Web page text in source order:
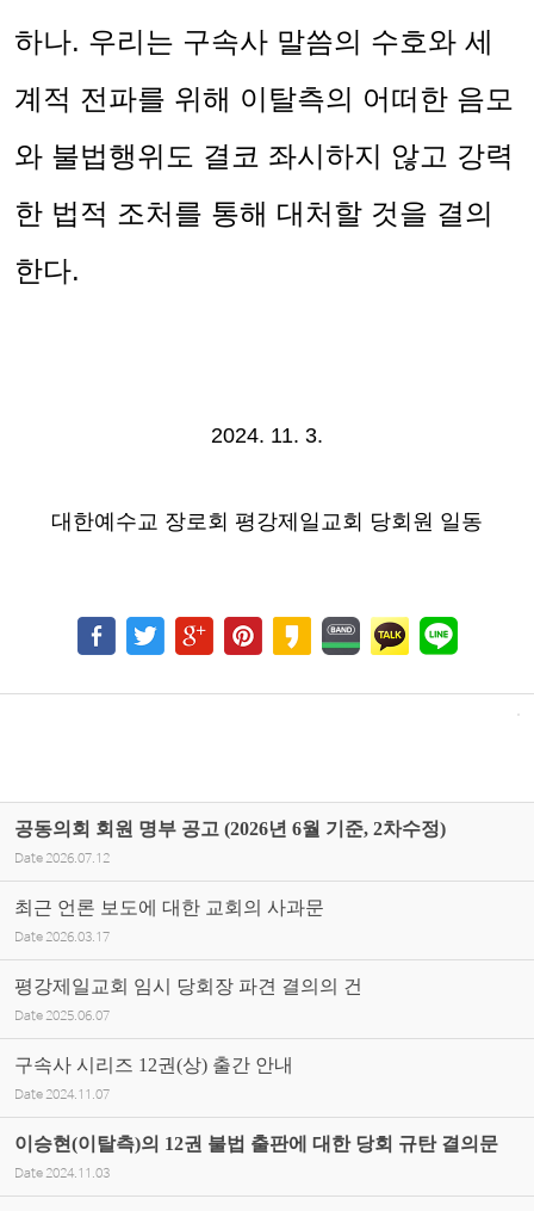
하나. 우리는 구속사 말씀의 수호와 세
계적 전파를 위해 이탈측의 어떠한 음모
와 불법행위도 결코 좌시하지 않고 강력
한 법적 조처를 통해 대처할 것을 결의
한다.
2024. 11. 3.
대한예수교 장로회 평강제일교회 당회원 일동
공동의회 회원 명부 공고 (2026년 6월 기준, 2차수정)
Date 2026.07.12
최근 언론 보도에 대한 교회의 사과문
Date 2026.03.17
평강제일교회 임시 당회장 파견 결의의 건
Date 2025.06.07
구속사 시리즈 12권(상) 출간 안내
Date 2024.11.07
이승현(이탈측)의 12권 불법 출판에 대한 당회 규탄 결의문
Date 2024.11.03